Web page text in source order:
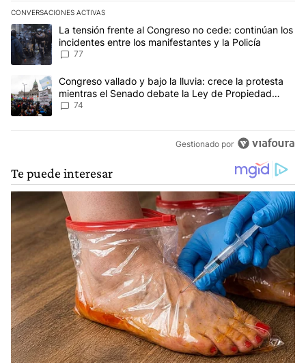
CONVERSACIONES ACTIVAS
Este listado muestra los artículos con más comentarios en los
Un artículo de tendencia con el título "La tensión frente al
La tensión frente al Congreso no cede: continúan los
incidentes entre los manifestantes y la Policía
77
Un artículo de tendencia con el título "Congreso vallado y bajo
Congreso vallado y bajo la lluvia: crece la protesta
mientras el Senado debate la Ley de Propiedad
Privada
74
Gestionado por